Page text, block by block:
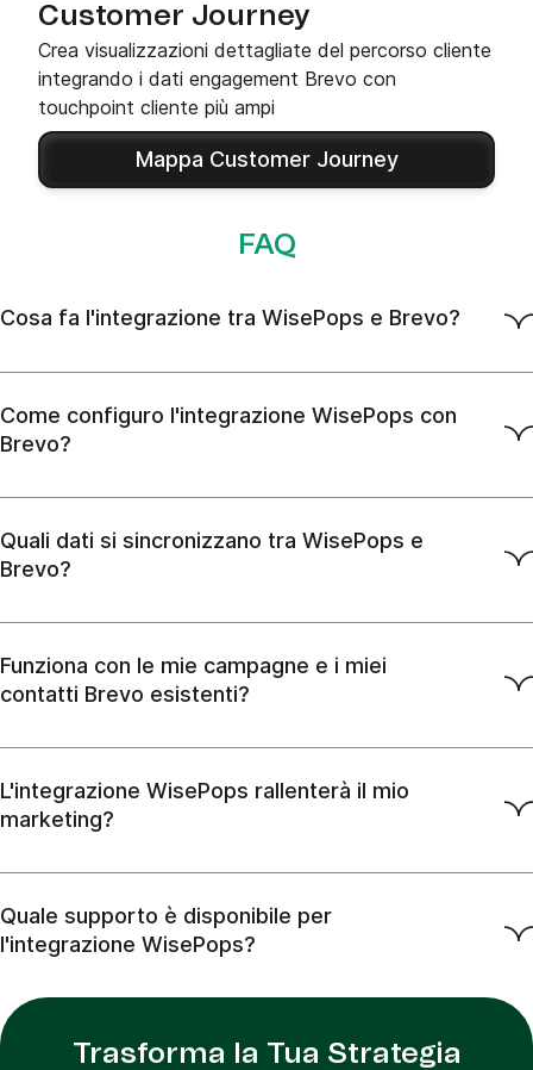
Customer Journey
Crea visualizzazioni dettagliate del percorso cliente
integrando i dati engagement Brevo con
touchpoint cliente più ampi
Mappa Customer Journey
FAQ
Cosa fa l'integrazione tra WisePops e Brevo?
Come configuro l'integrazione WisePops con
Brevo?
Quali dati si sincronizzano tra WisePops e
Brevo?
Funziona con le mie campagne e i miei
contatti Brevo esistenti?
L'integrazione WisePops rallenterà il mio
marketing?
Quale supporto è disponibile per
l'integrazione WisePops?
Trasforma la Tua Strategia